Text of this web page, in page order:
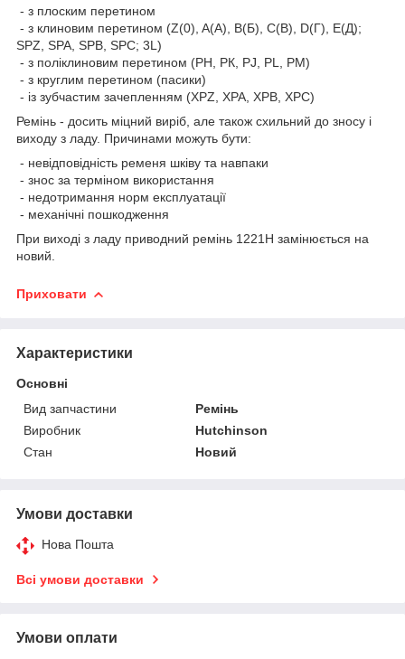
- з плоским перетином
- з клиновим перетином (Z(0), A(А), B(Б), C(В), D(Г), E(Д);
SPZ, SPA, SPB, SPC; 3L)
- з поліклиновим перетином (РН, РК, РJ, PL, РМ)
- з круглим перетином (пасики)
- із зубчастим зачепленням (XPZ, XPA, XPB, XPC)
Ремінь - досить міцний виріб, але також схильний до зносу і
виходу з ладу. Причинами можуть бути:
- невідповідність ременя шківу та навпаки
- знос за терміном використання
- недотримання норм експлуатації
- механічні пошкодження
При виході з ладу приводний ремінь 1221H замінюється на
новий.
Приховати
Характеристики
Основні
Вид запчастини
Ремінь
Виробник
Hutchinson
Стан
Новий
Умови доставки
Нова Пошта
Всі умови доставки
Умови оплати